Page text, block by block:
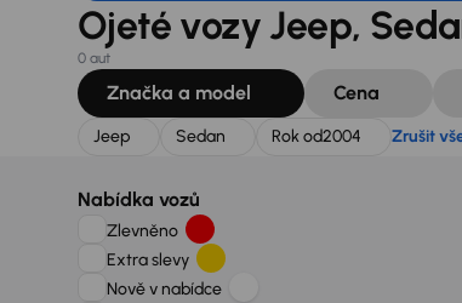
Ojeté vozy Jeep,
0 aut
Značka a model Cena
Jeep Sedan Rok od2004 Zrušit
Nabídka vozů
Zlevněno
Extra slevy
Nově v nabídce